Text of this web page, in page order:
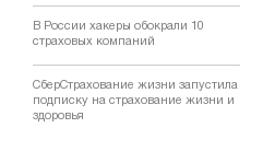
В России хакеры обокрали 10
страховых компаний
СберСтрахование жизни запустила
подписку на страхование жизни и
здоровья